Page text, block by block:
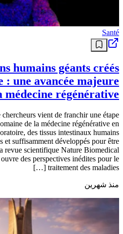
Santé
humains géants créés
: une avancée majeure
médecine régénérative
vient de franchir une étape
de la médecine régénérative en
des tissus intestinaux humains
et suffisamment développés pour être
revue scientifique Nature Biomedical
des perspectives inédites pour le
traitement des maladies […]
منذ شهرين